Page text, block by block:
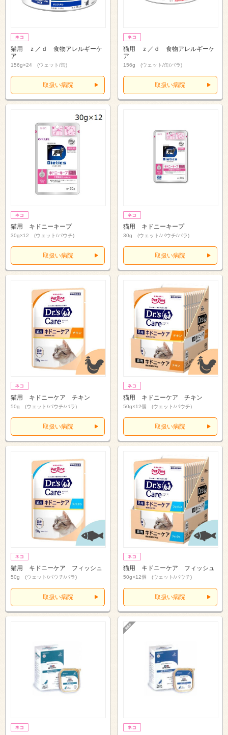
猫用 ｚ／ｄ 食物アレルギーケ
ア
156g×24 (ウェット/缶)
取扱い病院
猫用 ｚ／ｄ 食物アレルギーケ
ア
156g (ウェット/缶/バラ)
取扱い病院
猫用 キドニーキープ
30g×12 (ウェット/パウチ)
取扱い病院
猫用 キドニーキープ
30g (ウェット/パウチ/バラ)
取扱い病院
猫用 キドニーケア チキン
50g (ウェット/パウチ/バラ)
取扱い病院
猫用 キドニーケア チキン
50g×12個 (ウェット/パウチ)
取扱い病院
猫用 キドニーケア フィッシュ
50g (ウェット/パウチ/バラ)
取扱い病院
猫用 キドニーケア フィッシュ
50g×12個 (ウェット/パウチ)
取扱い病院